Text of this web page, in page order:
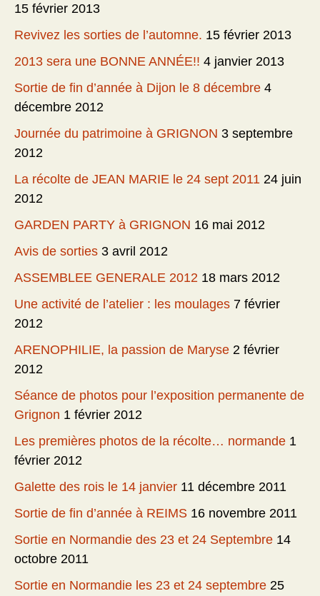
15 février 2013
Revivez les sorties de l’automne. 15 février 2013
2013 sera une BONNE ANNÉE!! 4 janvier 2013
Sortie de fin d’année à Dijon le 8 décembre 4
décembre 2012
Journée du patrimoine à GRIGNON 3 septembre
2012
La récolte de JEAN MARIE le 24 sept 2011 24 juin
2012
GARDEN PARTY à GRIGNON 16 mai 2012
Avis de sorties 3 avril 2012
ASSEMBLEE GENERALE 2012 18 mars 2012
Une activité de l’atelier : les moulages 7 février
2012
ARENOPHILIE, la passion de Maryse 2 février
2012
Séance de photos pour l’exposition permanente de
Grignon 1 février 2012
Les premières photos de la récolte… normande 1
février 2012
Galette des rois le 14 janvier 11 décembre 2011
Sortie de fin d’année à REIMS 16 novembre 2011
Sortie en Normandie des 23 et 24 Septembre 14
octobre 2011
Sortie en Normandie les 23 et 24 septembre 25